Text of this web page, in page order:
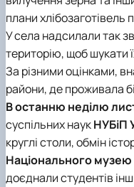
плани хлібозаготівель
У села надсилали так
територію, щоб шукати
За різними оцінками,
райони, де проживала
В останню неділю
суспільних наукНУБіП
круглі столи, обмін
Національного
доєднали студентів